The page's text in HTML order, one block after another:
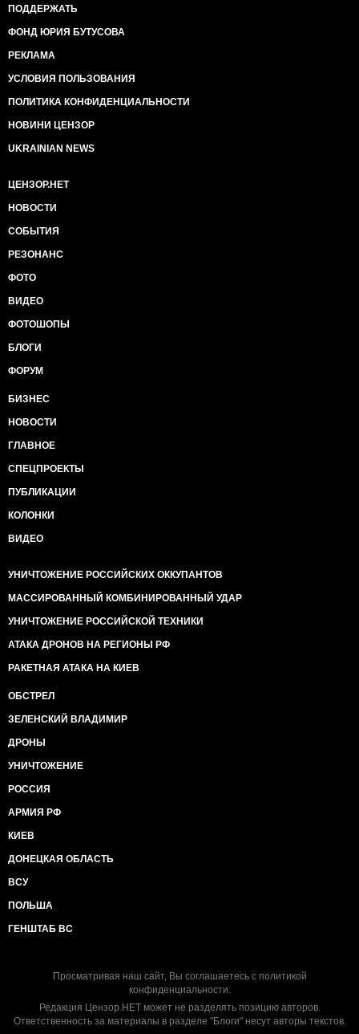
ПОДДЕРЖАТЬ
ФОНД ЮРИЯ БУТУСОВА
РЕКЛАМА
УСЛОВИЯ ПОЛЬЗОВАНИЯ
ПОЛИТИКА КОНФИДЕНЦИАЛЬНОСТИ
НОВИНИ ЦЕНЗОР
UKRAINIAN NEWS
ЦЕНЗОР.НЕТ
НОВОСТИ
СОБЫТИЯ
РЕЗОНАНС
ФОТО
ВИДЕО
ФОТОШОПЫ
БЛОГИ
ФОРУМ
БИЗНЕС
НОВОСТИ
ГЛАВНОЕ
СПЕЦПРОЕКТЫ
ПУБЛИКАЦИИ
КОЛОНКИ
ВИДЕО
УНИЧТОЖЕНИЕ РОССИЙСКИХ ОККУПАНТОВ
МАССИРОВАННЫЙ КОМБИНИРОВАННЫЙ УДАР
УНИЧТОЖЕНИЕ РОССИЙСКОЙ ТЕХНИКИ
АТАКА ДРОНОВ НА РЕГИОНЫ РФ
РАКЕТНАЯ АТАКА НА КИЕВ
ОБСТРЕЛ
ЗЕЛЕНСКИЙ ВЛАДИМИР
ДРОНЫ
УНИЧТОЖЕНИЕ
РОССИЯ
АРМИЯ РФ
КИЕВ
ДОНЕЦКАЯ ОБЛАСТЬ
ВСУ
ПОЛЬША
ГЕНШТАБ ВС
Просматривая наш сайт, Вы соглашаетесь с политикой
конфиденциальности.
Редакция Цензор.НЕТ может не разделять позицию авторов.
Ответственность за материалы в разделе "Блоги" несут авторы текстов.